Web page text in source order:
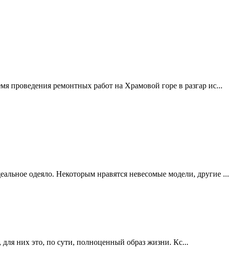
проведения ремонтных работ на Храмовой горе в разгар ис...
одеяло. Некоторым нравятся невесомые модели, другие ...
них это, по сути, полноценный образ жизни. Кс...